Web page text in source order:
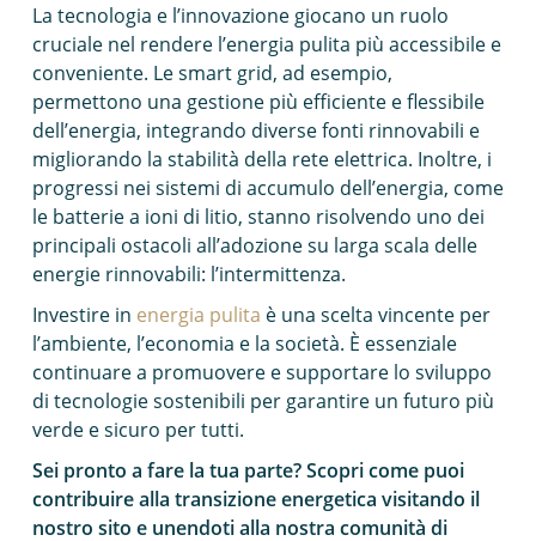
La tecnologia e l’innovazione giocano un ruolo
cruciale nel rendere l’energia pulita più accessibile e
conveniente. Le smart grid, ad esempio,
permettono una gestione più efficiente e flessibile
dell’energia, integrando diverse fonti rinnovabili e
migliorando la stabilità della rete elettrica. Inoltre, i
progressi nei sistemi di accumulo dell’energia, come
le batterie a ioni di litio, stanno risolvendo uno dei
principali ostacoli all’adozione su larga scala delle
energie rinnovabili: l’intermittenza.
Investire in energia pulita è una scelta vincente per
l’ambiente, l’economia e la società. È essenziale
continuare a promuovere e supportare lo sviluppo
di tecnologie sostenibili per garantire un futuro più
verde e sicuro per tutti.
Sei pronto a fare la tua parte? Scopri come puoi
contribuire alla transizione energetica visitando il
nostro sito e unendoti alla nostra comunità di